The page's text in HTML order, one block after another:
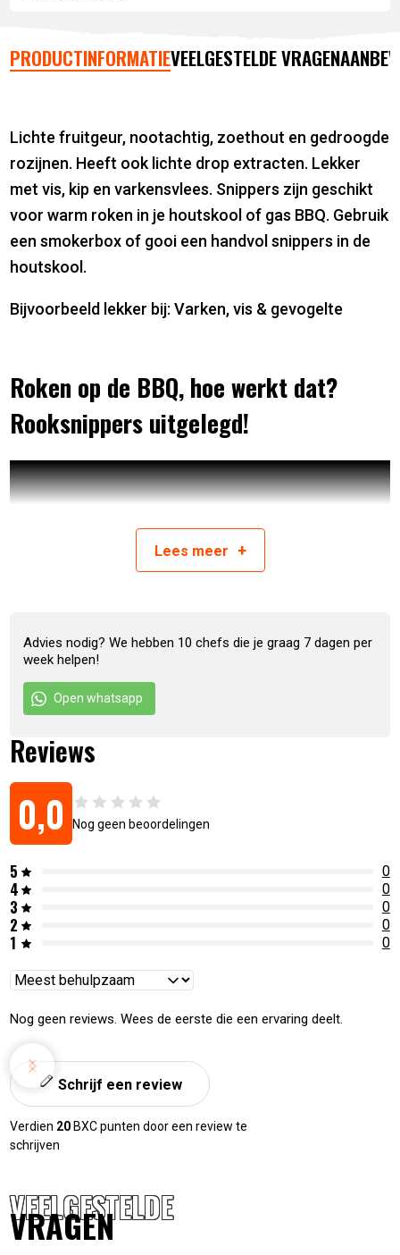
PRODUCTINFORMATIEVEELGESTELDE VRAGEN
Lichte fruitgeur, nootachtig, zoethout en gedroogde
rozijnen. Heeft ook lichte drop extracten. Lekker
met vis, kip en varkensvlees. Snippers zijn geschikt
voor warm roken in je houtskool of gas BBQ. Gebruik
een smokerbox of gooi een handvol snippers in de
houtskool.
Bijvoorbeeld lekker bij: Varken, vis & gevogelte
Roken op de BBQ, hoe werkt dat?
Rooksnippers uitgelegd!
Artikelnummer: 7436913098064
Lees meer +
Advies nodig? We hebben 10 chefs die je graag 7 dagen per
week helpen!
Open whatsapp
Reviews
0,0 Nog geen beoordelingen
5 0
4 0
3 0
2 0
1 0
Reviews
Nog geen reviews. Wees de eerste die een ervaring deelt.
Schrijf een review
Verdien 20 BXC punten door een review te
schrijven
VEELGESTELDE
VRAGEN